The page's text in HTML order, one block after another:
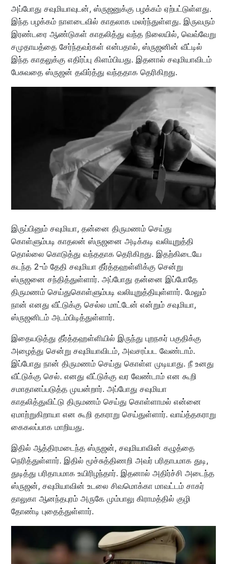
அப்போது சவுமியாவுடன், ஸ்ருஜனுக்கு பழக்கம் ஏற்பட்டுள்ளது.
இந்த பழக்கம் நாளடைவில் காதலாக மலர்ந்துள்ளது. இருவரும்
இரண்டரை ஆண்டுகள் காதலித்து வந்த நிலையில், வெவ்வேறு
சமுதாயத்தை சேர்ந்தவர்கள் என்பதால், ஸ்ருஜனின் வீட்டில்
இந்த காதலுக்கு எதிர்ப்பு கிளம்பியது. இதனால் சவுமியாவிடம்
பேசுவதை ஸ்ருஜன் தவிர்த்து வந்ததாக தெரிகிறது.
இருப்பினும் சவுமியா, தன்னை திருமணம் செய்து
கொள்ளும்படி காதலன் ஸ்ருஜனை அடிக்கடி வலியுறுத்தி
தொல்லை கொடுத்து வந்ததாக தெரிகிறது. இதற்கிடையே
கடந்த 2-ம் தேதி சவுமியா தீர்த்தஹள்ளிக்கு சென்று
ஸ்ருஜனை சந்தித்துள்ளார். அப்போது தன்னை இப்போதே
திருமணம் செய்துகொள்ளும்படி வலியுறுத்தியுள்ளார். மேலும்
நான் எனது வீட்டுக்கு செல்ல மாட்டேன் என்றும் சவுமியா,
ஸ்ருஜனிடம் அடம்பிடித்துள்ளார்.
இதையடுத்து தீர்த்தஹள்ளியில் இருந்து புறநகர் பகுதிக்கு
அழைத்து சென்று சவுமியாவிடம், அவசரப்பட வேண்டாம்.
இப்போது நான் திருமணம் செய்து கொள்ள முடியாது. நீ உனது
வீட்டுக்கு செல். எனது வீட்டுக்கு வர வேண்டாம் என கூறி
சமாதானப்படுத்த முயன்றார். அப்போது சவுமியா
காதலித்துவிட்டு திருமணம் செய்து கொள்ளாமல் என்னை
ஏமாற்றுகிறாயா என கூறி தகராறு செய்துள்ளார். வாய்த்தகராறு
கைகலப்பாக மாறியது.
இதில் ஆத்திரமடைந்த ஸ்ருஜன், சவுமியாவின் கழுத்தை
நெரித்துள்ளார். இதில் மூச்சுத்திணறி அவர் பரிதாபமாக துடி,
துடித்து பரிதாபமாக உயிரிழந்தார். இதனால் அதிர்ச்சி அடைந்த
ஸ்ருஜன், சவுமியாவின் உடலை சிவமொக்கா மாவட்டம் சாகர்
தாலுகா ஆனந்தபுரம் அருகே மும்பாலு கிராமத்தில் குழி
தோண்டி புதைத்துள்ளார்.